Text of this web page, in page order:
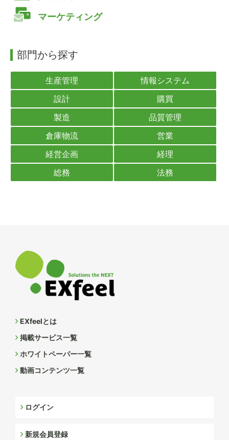
マーケティング
部門から探す
生産管理
情報システム
設計
購買
製造
品質管理
倉庫物流
営業
経営企画
経理
総務
法務
EXfeelとは
掲載サービス一覧
ホワイトペーパー一覧
動画コンテンツ一覧
ログイン
新規会員登録